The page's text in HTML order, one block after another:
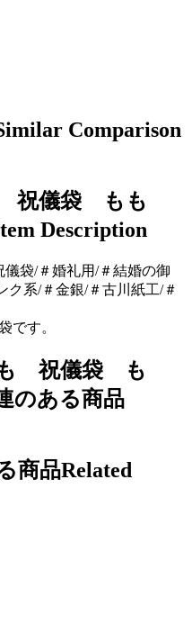
Comparison
祝儀袋 もも
Description
袋/＃婚礼用/＃結婚の御
ク系/＃金銀/＃古川紙工/＃
です。
も 祝儀袋 も
のある商品
商品Related